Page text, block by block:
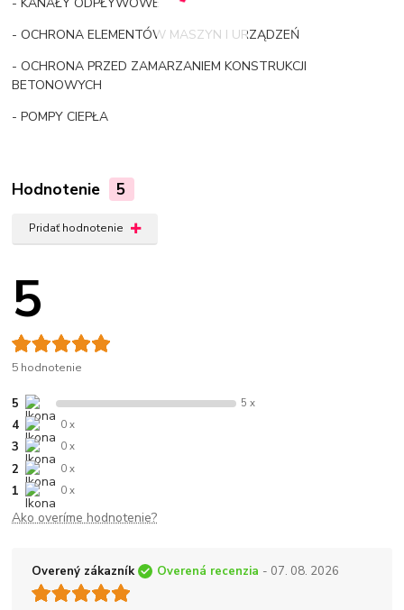
- OCHRONA ELEMENTÓW MASZYN I URZĄDZEŃ
- OCHRONA PRZED ZAMARZANIEM KONSTRUKCJI
BETONOWYCH
- POMPY CIEPŁA
Hodnotenie 5
Pridať hodnotenie
5
5 hodnotenie
5 5 x
4 0 x
3 0 x
2 0 x
1 0 x
Ako overíme hodnotenie?
Overený zákazník Overená recenzia - 07. 08. 2026